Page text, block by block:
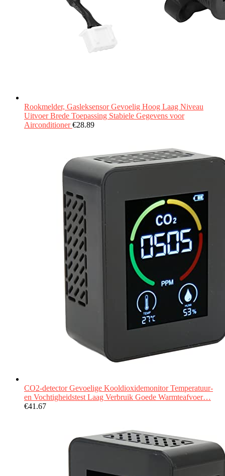
Rookmelder, Gasleksensor Gevoelig Hoog Laag Niveau
Uitvoer Brede Toepassing Stabiele Gegevens voor
Airconditioner €28.89
CO2-detector Gevoelige Kooldioxidemonitor Temperatuur-
en Vochtigheidstest Laag Verbruik Goede Warmteafvoer…
€41.67